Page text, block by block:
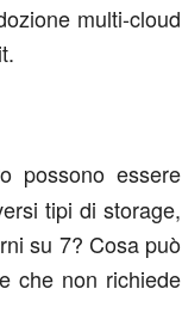
multi-cloud
possono essere
tipi di storage,
su 7? Cosa può
che non richiede